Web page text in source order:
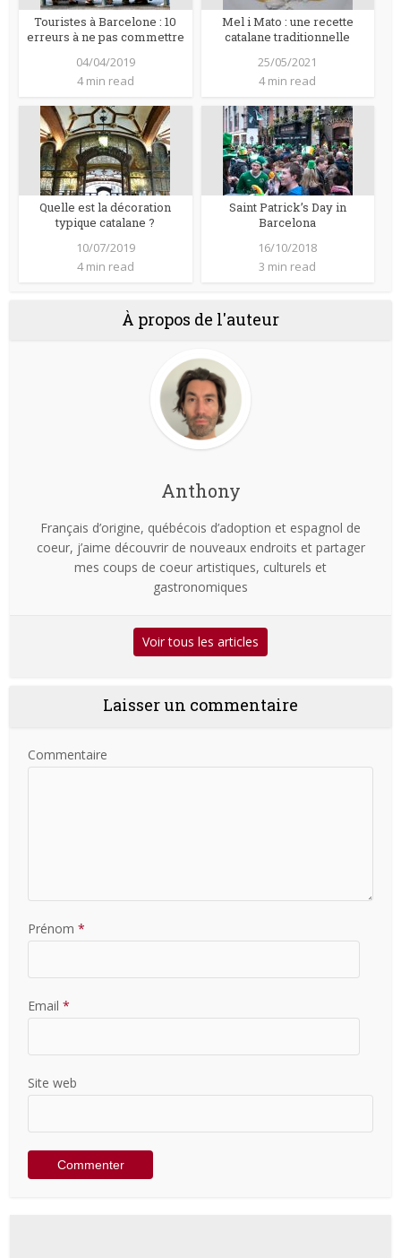
Touristes à Barcelone : 10
erreurs à ne pas commettre
04/04/2019
4 min read
Mel i Mato : une recette
catalane traditionnelle
25/05/2021
4 min read
Quelle est la décoration
typique catalane ?
10/07/2019
4 min read
Saint Patrick’s Day in
Barcelona
16/10/2018
3 min read
À propos de l'auteur
Anthony
Français d’origine, québécois d’adoption et espagnol de
coeur, j’aime découvrir de nouveaux endroits et partager
mes coups de coeur artistiques, culturels et
gastronomiques
Voir tous les articles
Laisser un commentaire
Commentaire
Prénom *
Email *
Site web